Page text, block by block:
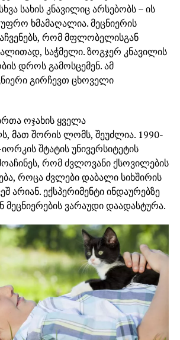
სახის კნავილიც არსებობს – ის
ხმამაღალია. მეცნიერის
რომ მფლობელისგან
საჭმელი. ზოგჯერ კნავილის
დროს გამოსცემენ. ამ
გირჩევთ ცხოველი
ოჯახის ყველა
მათ შორის ლომს, შეუძლია. 1990-
შტატის უნივერსიტეტის
რომ ძვლოვანი ქსოვილების
როცა ძვლები დაბალი სიხშირის
არიან. ექსპერიმენტი ინდაურებზე
მეცნიერების ვარაუდი დაადასტურა.